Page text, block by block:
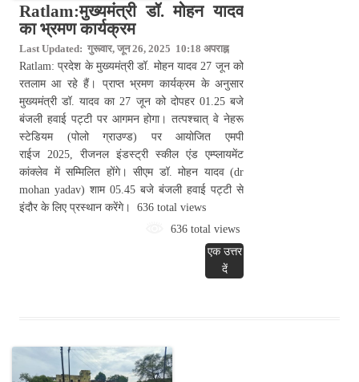
Ratlam:मुख्यमंत्री डॉ. मोहन यादव
का भ्रमण कार्यक्रम
Last Updated: गुरूवार, जून 26, 2025 10:18 अपराह्न
Ratlam: प्रदेश के मुख्यमंत्री डॉ. मोहन यादव 27 जून को
रतलाम आ रहे हैं। प्राप्त भ्रमण कार्यक्रम के अनुसार
मुख्यमंत्री डॉ. यादव का 27 जून को दोपहर 01.25 बजे
बंजली हवाई पट्टी पर आगमन होगा। तत्पश्चात् वे नेहरू
स्टेडियम (पोलो ग्राउण्ड) पर आयोजित एमपी
राईज 2025, रीजनल इंडस्ट्री स्कील एंड एम्प्लायमेंट
कांक्लेव में सम्मिलित होंगे। सीएम डॉ. मोहन यादव (dr
mohan yadav) शाम 05.45 बजे बंजली हवाई पट्टी से
इंदौर के लिए प्रस्थान करेंगे। 636 total views
636 total views
एक उत्तर
दें